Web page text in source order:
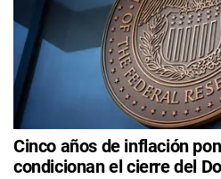
Cinco años de inflación
condicionan el cierre del